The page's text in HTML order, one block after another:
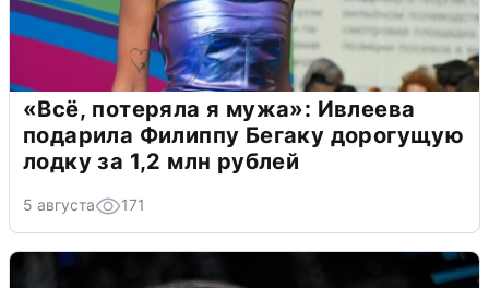
«Всё, потеряла я мужа»: Ивлеева
подарила Филиппу Бегаку дорогущую
лодку за 1,2 млн рублей
5 августа 171